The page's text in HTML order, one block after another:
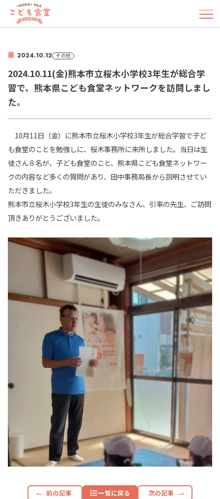
2024.10.12 その他
2024.10.11(金)熊本市立桜木小学校3年生が総合学
習で、熊本県こども食堂ネットワークを訪問しまし
た。
10月11日（金）に熊本市立桜木小学校3年生が総合学習で子ど
も食堂のことを勉強しに、桜木事務所に来所しました。当日は生
徒さん８名が、子ども食堂のこと、熊本県こども食堂ネットワー
クの内容など多くの質問があり、田中事務局長から説明させてい
ただきました。
熊本市立桜木小学校3年生の生徒のみなさん、引率の先生、ご訪問
頂きありがとうございました。
前の記事 一覧に戻る 次の記事